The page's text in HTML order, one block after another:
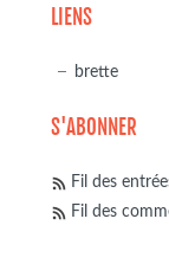
LIENS
brette
S'ABONNER
Fil des
Fil des